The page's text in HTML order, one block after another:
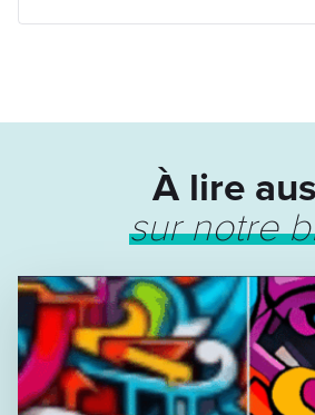
À lire
sur notre